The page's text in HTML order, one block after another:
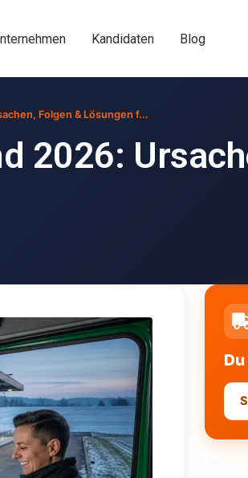
Kandidaten Blog
Folgen & Lösungen f...
2026: